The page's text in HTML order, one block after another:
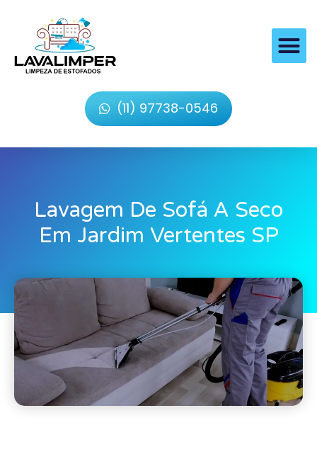
(11) 97738-0546
Lavagem De Sofá A Seco
Em Jardim Vertentes SP